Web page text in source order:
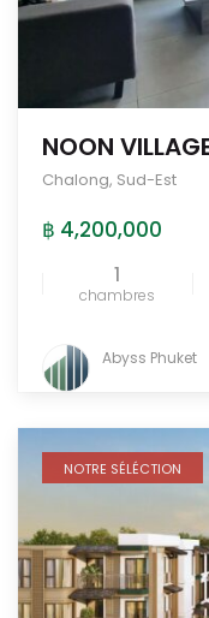
NOON
Chalong, Sud-Est
฿ 4,200,000
1
chambres
Abyss Phuket
NOTRE SÉLÉCTION